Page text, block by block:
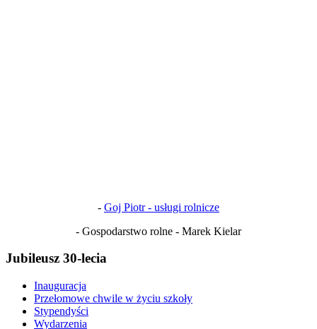
- Goj Piotr - usługi rolnicze
- Gospodarstwo rolne - Marek Kielar
Jubileusz 30-lecia
Inauguracja
Przełomowe chwile w życiu szkoły
Stypendyści
Wydarzenia